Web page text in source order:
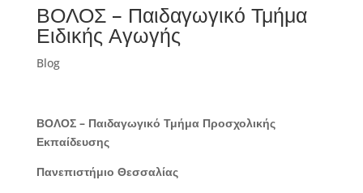
ΒΟΛΟΣ – Παιδαγωγικό Τμήμα
Ειδικής Αγωγής
Blog
ΒΟΛΟΣ – Παιδαγωγικό Τμήμα Προσχολικής
Εκπαίδευσης
Πανεπιστήμιο Θεσσαλίας